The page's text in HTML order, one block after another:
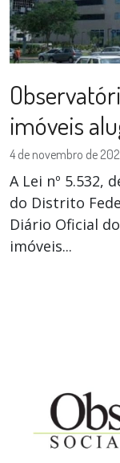
imóveis
4 de novembro de
A Lei nº 5.532,
do Distrito
Diário Oficial
imóveis...